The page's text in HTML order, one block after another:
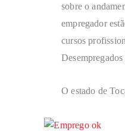
sobre o
empregador
cursos
O estado de